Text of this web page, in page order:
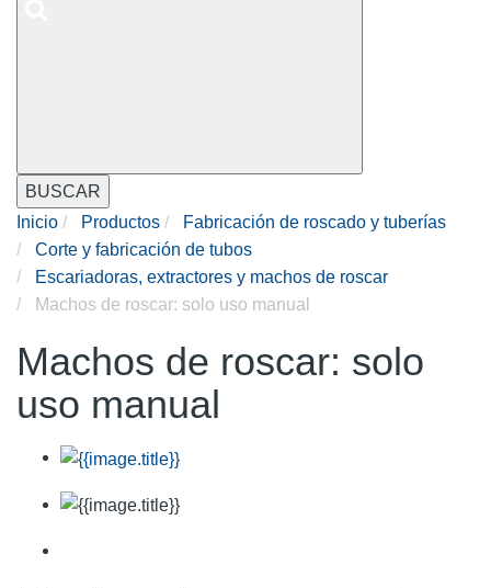
BUSCAR
Inicio
Productos
Fabricación de roscado y tuberías
Corte y fabricación de tubos
Escariadoras, extractores y machos de roscar
Machos de roscar: solo uso manual
Machos de roscar: solo
uso manual